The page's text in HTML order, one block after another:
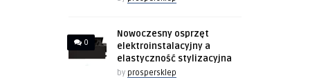
0
Nowoczesny osprzęt
elektroinstalacyjny a
elastyczność stylizacyjna
by prospersklep